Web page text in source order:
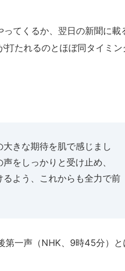
てくるか、翌日の新聞に載
打たれるのとほぼ同タイミン
大きな期待を肌で感じまし
をしっかりと受け止め、
よう、これからも全力で前
第一声（NHK、9時45分）と